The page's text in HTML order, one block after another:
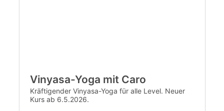
Vinyasa-Yoga mit Caro
Kräftigender Vinyasa-Yoga für alle Level. Neuer
Kurs ab 6.5.2026.